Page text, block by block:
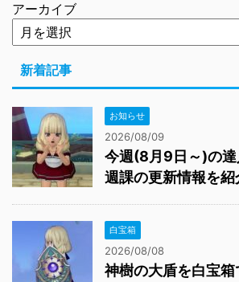
アーカイブ
新着記事
お知らせ
2026/08/09
今週(8月9日～)の
週課の更新情報を紹
白宝箱
2026/08/08
神樹の大盾を白宝